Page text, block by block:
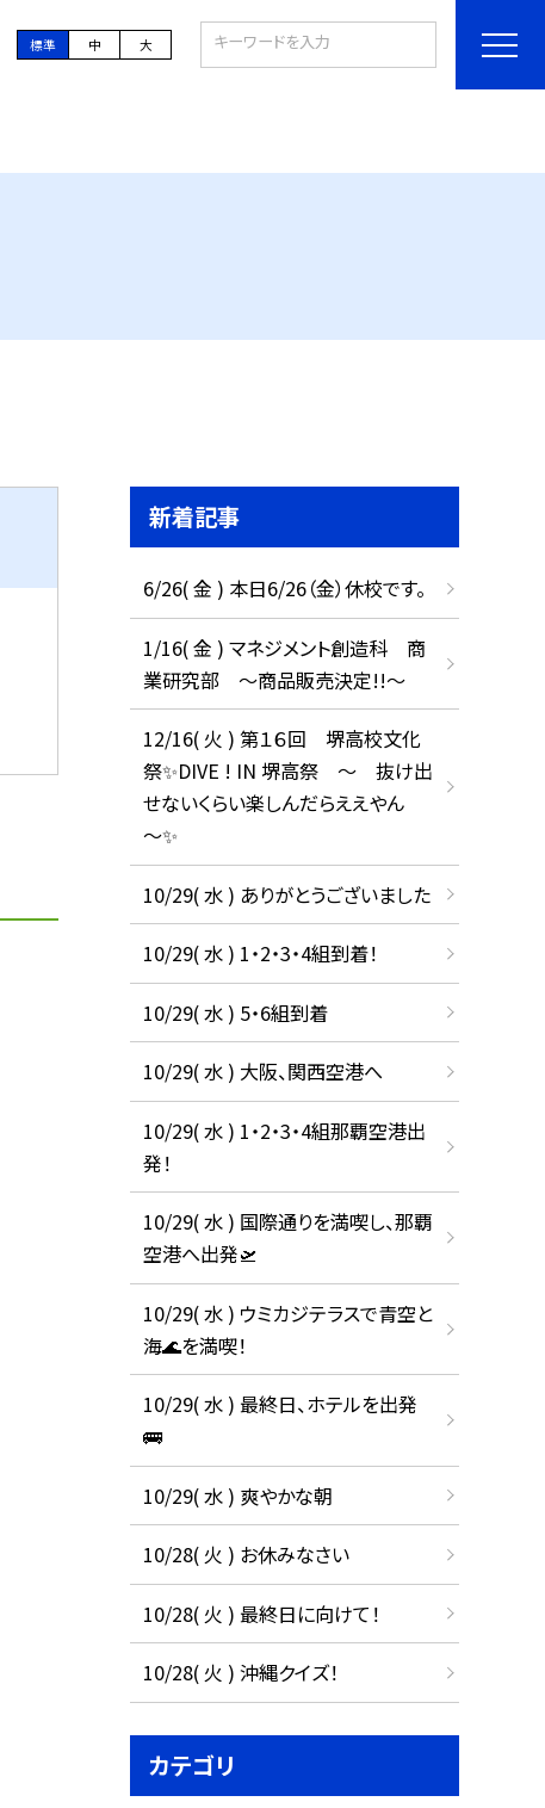
標準 中 大
新着記事
6/26( 金 ) 本日6/26（金）休校です。
1/16( 金 ) マネジメント創造科 商
業研究部 ～商品販売決定!!～
12/16( 火 ) 第１６回 堺高校文化
祭✨DIVE ! IN 堺高祭 ～ 抜け出
せないくらい楽しんだらええやん
～✨
10/29( 水 ) ありがとうございました
10/29( 水 ) 1・2・3・4組到着！
10/29( 水 ) 5・6組到着
10/29( 水 ) 大阪、関西空港へ
10/29( 水 ) 1・2・3・4組那覇空港出
発！
10/29( 水 ) 国際通りを満喫し、那覇
空港へ出発🛫
10/29( 水 ) ウミカジテラスで青空と
海🌊を満喫！
10/29( 水 ) 最終日、ホテルを出発
🚌
10/29( 水 ) 爽やかな朝
10/28( 火 ) お休みなさい
10/28( 火 ) 最終日に向けて！
10/28( 火 ) 沖縄クイズ！
カテゴリ